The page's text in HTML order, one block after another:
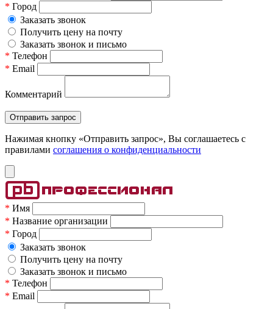
* Город
Заказать звонок
Получить цену на почту
Заказать звонок и письмо
* Телефон
* Email
Комментарий
Нажимая кнопку «Отправить запрос», Вы соглашаетесь c
правилами соглашения о конфиденциальности
* Имя
* Название организации
* Город
Заказать звонок
Получить цену на почту
Заказать звонок и письмо
* Телефон
* Email